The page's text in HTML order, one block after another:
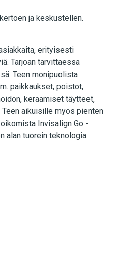
ja keskustellen.
erityisesti
Tarjoan tarvittaessa
Teen monipuolista
paikkaukset, poistot,
keraamiset täytteet,
aikuisille myös pienten
Invisalign Go -
alan tuorein teknologia.